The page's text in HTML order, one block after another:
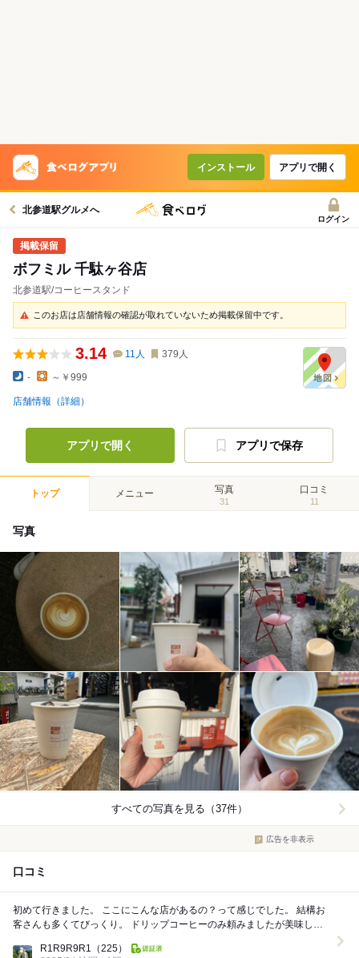
インストール アプリで開く
北参道駅グルメへ
ログイン
ボフミル 千駄ヶ谷店
北参道駅/コーヒースタンド
このお店は店舗情報の確認が取れていないため掲載保留中です。
3.14 11 人 379 人
- ～￥999
店舗情報（詳細）
アプリで開く アプリで保存
トップ メニュー 写真
31
口コミ
11
写真
すべての写真を見る（37件）
広告を非表示
口コミ
初めて行きました。 ここにこんな店があるの？って感じでした。 結構お
客さんも多くてびっくり。 ドリップコーヒーのみ頼みましたが美味しか
R1R9R9R1 （225）